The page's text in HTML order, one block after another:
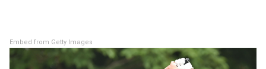
Embed from Getty Images